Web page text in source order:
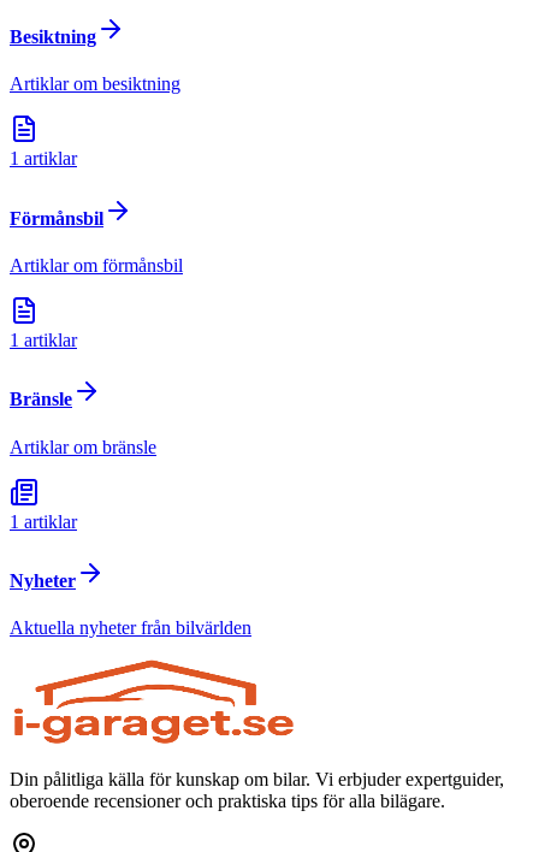
Besiktning
Artiklar om besiktning
1 artiklar
Förmånsbil
Artiklar om förmånsbil
1 artiklar
Bränsle
Artiklar om bränsle
1 artiklar
Nyheter
Aktuella nyheter från bilvärlden
Din pålitliga källa för kunskap om bilar. Vi erbjuder expertguider,
oberoende recensioner och praktiska tips för alla bilägare.